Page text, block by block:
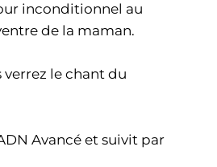
inconditionnel au
de la maman.
verrez le chant du
Avancé et suivit par